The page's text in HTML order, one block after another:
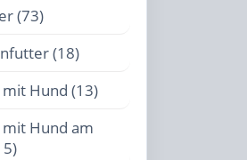
(73)
(18)
Hund (13)
Hund am